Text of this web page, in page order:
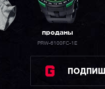
проданы
PRW-6100FC-1E